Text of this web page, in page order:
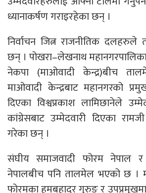
ध्यानाकर्षण गराइरहेका छन् ।
निर्वाचन जित्न राजनीतिक
छन् । पोखरा–लेखनाथ
नेकपा (माओवादी केन्द्र)बीच
माओवादी केन्द्रबाट महानगरको
दिएका विश्वप्रकाश लामिछानेले
कांग्रेसबाट उम्मेदवारी दिएका
गरेका छन् ।
संघीय समाजवादी फोरम नेपाल र
नेपालबीच पनि तालमेल भएको छ ।
फोरमका हुमबहादुर गुरुङ र उपप्रमुखमा